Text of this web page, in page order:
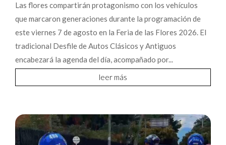
Las flores compartirán protagonismo con los vehículos
que marcaron generaciones durante la programación de
este viernes 7 de agosto en la Feria de las Flores 2026. El
tradicional Desfile de Autos Clásicos y Antiguos
encabezará la agenda del día, acompañado por...
leer más